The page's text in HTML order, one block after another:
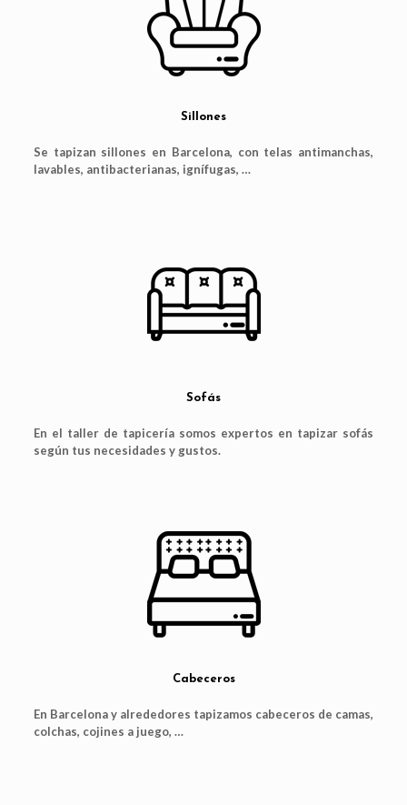
Sillones
Se tapizan sillones en Barcelona, con telas antimanchas,
lavables, antibacterianas, ignífugas, …
Sofás
En el taller de tapicería somos expertos en tapizar sofás
según tus necesidades y gustos.
Cabeceros
En Barcelona y alrededores tapizamos cabeceros de camas,
colchas, cojines a juego, …